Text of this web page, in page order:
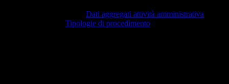
Dati aggregati attività amministrativa
Tipologie di procedimento